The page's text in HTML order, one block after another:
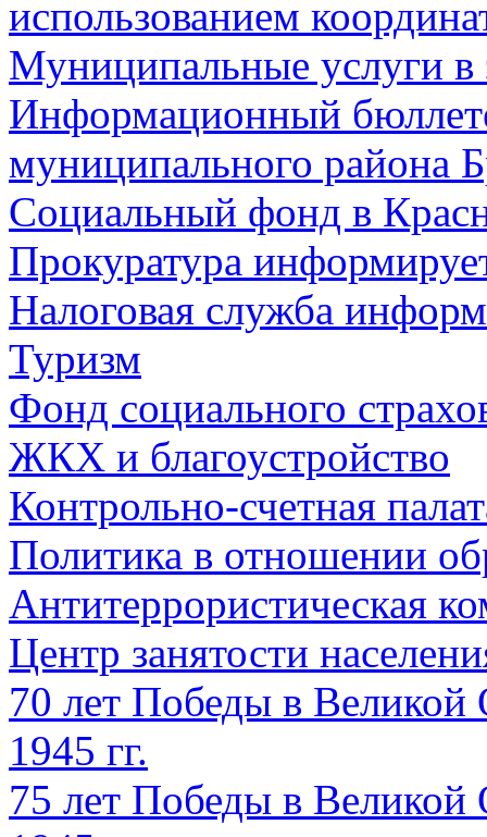
использованием
Муниципальные услуги в
Информационный
муниципального района
Социальный фонд в
Прокуратура
Налоговая служба
Туризм
Фонд социального
ЖКХ и благоустройство
Контрольно-счетная
Политика в отношении
Антитеррористическая
Центр занятости
70 лет Победы в Великой
1945 гг.
75 лет Победы в Великой